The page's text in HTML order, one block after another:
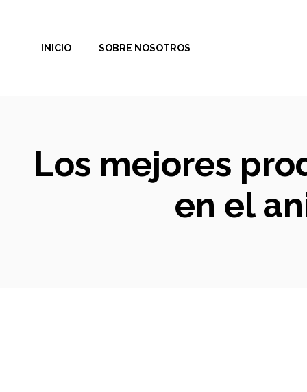
contenidoINICIO SOBRE NOSOTROS
Los mejores
en el